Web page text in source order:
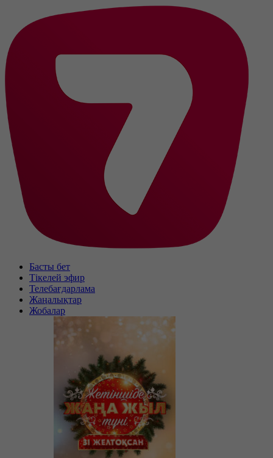
Басты бет
Тікелей эфир
Телебағдарлама
Жаңалықтар
Жобалар